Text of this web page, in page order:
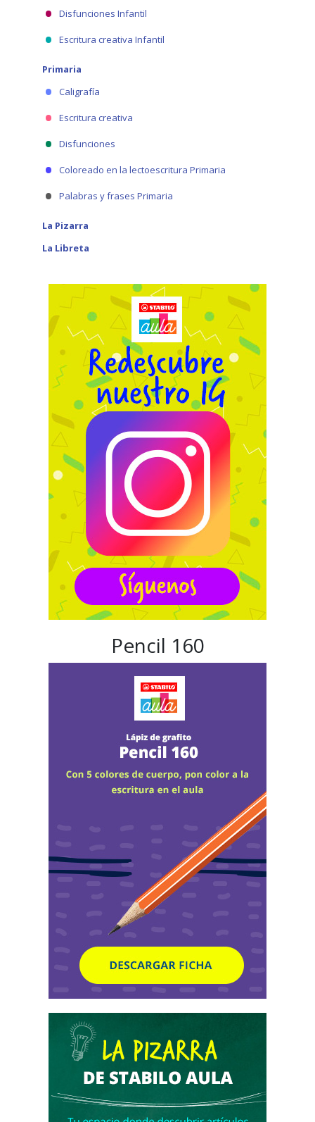
Disfunciones Infantil
Escritura creativa Infantil
Primaria
Caligrafía
Escritura creativa
Disfunciones
Coloreado en la lectoescritura Primaria
Palabras y frases Primaria
La Pizarra
La Libreta
Pencil 160